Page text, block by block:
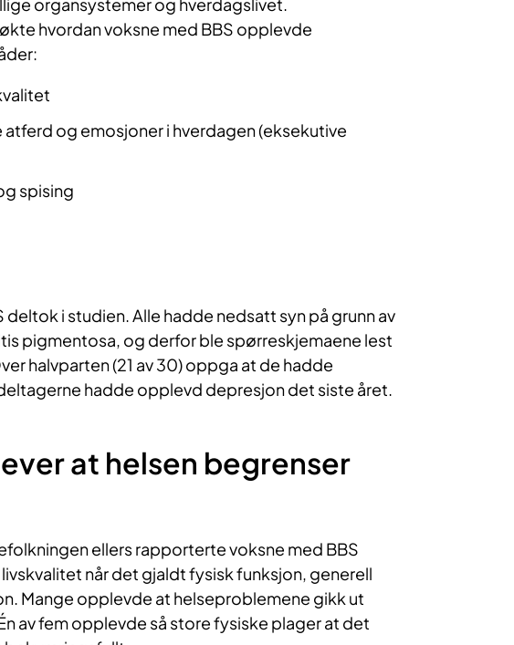
hvordan voksne med BBS opplevde
atferd og emosjoner i hverdagen (eksekutive
spising
deltok i studien. Alle hadde nedsatt syn på grunn av
pigmentosa, og derfor ble spørreskjemaene lest
halvparten (21 av 30) oppga at de hadde
hadde opplevd depresjon det siste året.
at helsen begrenser
ellers rapporterte voksne med BBS
når det gjaldt fysisk funksjon, generell
Mange opplevde at helseproblemene gikk ut
av fem opplevde så store fysiske plager at det